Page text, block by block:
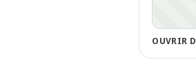
OUVRIR